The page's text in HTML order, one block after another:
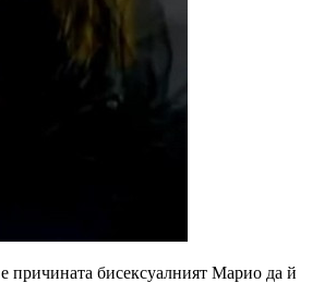
причината бисексуалният Марио да й